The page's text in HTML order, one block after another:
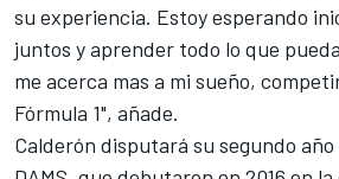
su experiencia. Estoy esperando
juntos y aprender todo lo que
me acerca mas a mi sueño,
Fórmula 1", añade.
Calderón disputará su segundo año